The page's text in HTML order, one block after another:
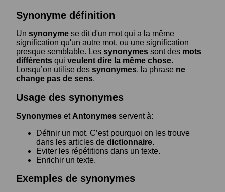
Synonyme définition
Un synonyme se dit d'un mot qui a la même
signification qu'un autre mot, ou une signification
presque semblable. Les synonymes sont des mots
différents qui veulent dire la même chose.
Lorsqu’on utilise des synonymes, la phrase ne
change pas de sens.
Usage des synonymes
Synonymes et Antonymes servent à:
Définir un mot. C’est pourquoi on les trouve
dans les articles de dictionnaire.
Eviter les répétitions dans un texte.
Enrichir un texte.
Exemples de synonymes